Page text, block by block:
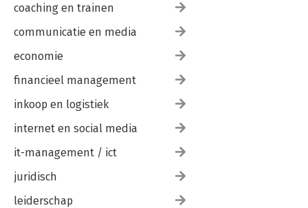
coaching en trainen
communicatie en media
economie
financieel management
inkoop en logistiek
internet en social media
it-management / ict
juridisch
leiderschap